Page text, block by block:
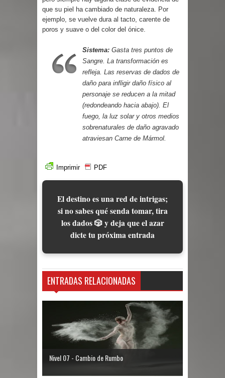
que su piel ha cambiado de naturaleza. Por
ejemplo, se vuelve dura al tacto, carente de
poros y suave o del color del ónice.
Sistema: Gasta tres puntos de
Sangre. La transformación es
refleja. Las reservas de dados de
daño para infligir daño físico al
personaje se reducen a la mitad
(redondeando hacia abajo). El
fuego, la luz solar y otros medios
sobrenaturales de daño agravado
atraviesan Carne de Mármol.
Imprimir PDF
El destino es una red de intrigas;
si no sabes qué senda tomar, tira
los dados 🎲 y deja que el azar
dicte tu próxima entrada
ENTRADAS RELACIONADAS
Nivel 07 - Cambio de Rumbo